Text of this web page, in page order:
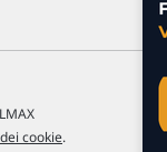
cookie.